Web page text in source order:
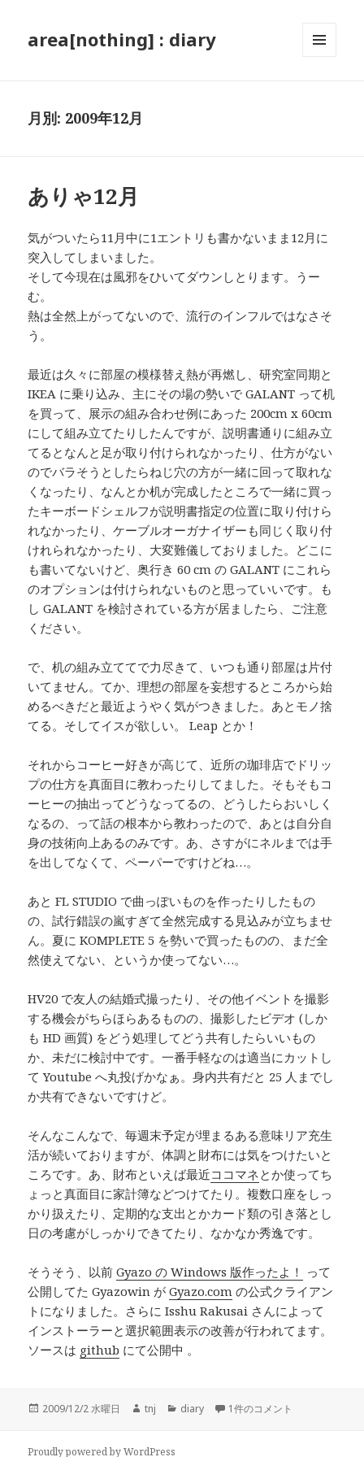
area[nothing] : diary
月別: 2009年12月
ありゃ12月
気がついたら11月中に1エントリも書かないまま12月に
突入してしまいました。
そして今現在は風邪をひいてダウンしとります。うー
む。
熱は全然上がってないので、流行のインフルではなさそ
う。
最近は久々に部屋の模様替え熱が再燃し、研究室同期と
IKEA に乗り込み、主にその場の勢いで GALANT って机
を買って、展示の組み合わせ例にあった 200cm x 60cm
にして組み立てたりしたんですが、説明書通りに組み立
てるとなんと足が取り付けられなかったり、仕方がない
のでバラそうとしたらねじ穴の方が一緒に回って取れな
くなったり、なんとか机が完成したところで一緒に買っ
たキーボードシェルフが説明書指定の位置に取り付けら
れなかったり、ケーブルオーガナイザーも同じく取り付
けれられなかったり、大変難儀しておりました。どこに
も書いてないけど、奥行き 60 cm の GALANT にこれら
のオプションは付けられないものと思っていいです。も
し GALANT を検討されている方が居ましたら、ご注意
ください。
で、机の組み立ててで力尽きて、いつも通り部屋は片付
いてません。てか、理想の部屋を妄想するところから始
めるべきだと最近ようやく気がつきました。あとモノ捨
てる。そしてイスが欲しい。 Leap とか！
それからコーヒー好きが高じて、近所の珈琲店でドリッ
プの仕方を真面目に教わったりしてました。そもそもコ
ーヒーの抽出ってどうなってるの、どうしたらおいしく
なるの、って話の根本から教わったので、あとは自分自
身の技術向上あるのみです。あ、さすがにネルまでは手
を出してなくて、ペーパーですけどね…。
あと FL STUDIO で曲っぽいものを作ったりしたもの
の、試行錯誤の嵐すぎて全然完成する見込みが立ちませ
ん。夏に KOMPLETE 5 を勢いで買ったものの、まだ全
然使えてない、というか使ってない…。
HV20 で友人の結婚式撮ったり、その他イベントを撮影
する機会がちらほらあるものの、撮影したビデオ (しか
も HD 画質) をどう処理してどう共有したらいいもの
か、未だに検討中です。一番手軽なのは適当にカットし
て Youtube へ丸投げかなぁ。身内共有だと 25 人までし
か共有できないですけど。
そんなこんなで、毎週末予定が埋まるある意味リア充生
活が続いておりますが、体調と財布には気をつけたいと
ころです。あ、財布といえば最近ココマネとか使ってち
ょっと真面目に家計簿などつけてたり。複数口座をしっ
かり扱えたり、定期的な支出とかカード類の引き落とし
日の考慮がしっかりできてたり、なかなか秀逸です。
そうそう、以前Gyazo の Windows 版作ったよ！ って
公開してた Gyazowin がGyazo.com の公式クライアン
トになりました。さらに Isshu Rakusai さんによって
インストーラーと選択範囲表示の改善が行われてます。
ソースは github にて公開中 。
投
2009/12/2 水曜日
作
tnj
カ
diary ありゃ12月 への
1件のコメント
Proudly powered by WordPress